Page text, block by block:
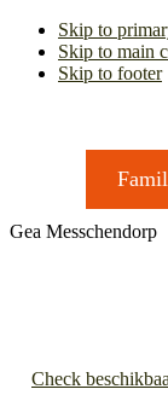
Skip to
Skip to main
Skip to footer
Gea Messchendorp
Check